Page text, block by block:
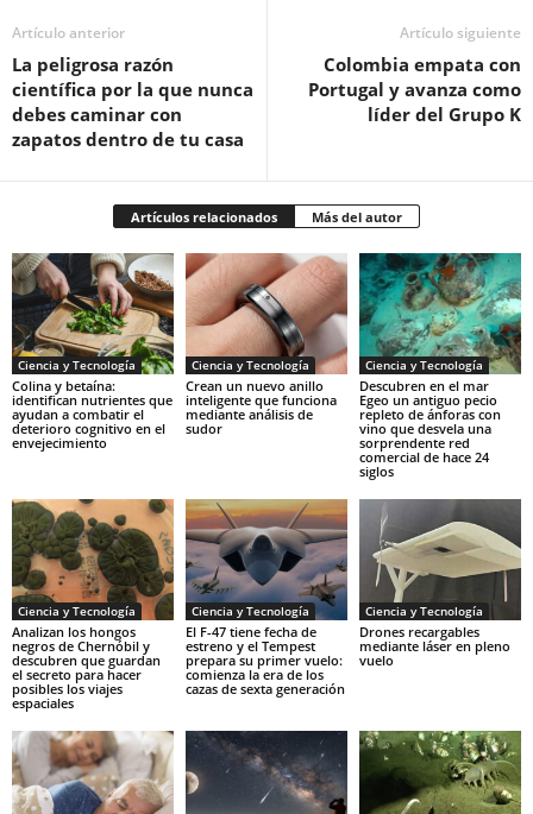
Artículo anterior
La peligrosa razón
científica por la que nunca
debes caminar con
zapatos dentro de tu casa
Artículo siguiente
Colombia empata con
Portugal y avanza como
líder del Grupo K
Artículos relacionados Más del autor
Ciencia y Tecnología
Colina y betaína:
identifican nutrientes que
ayudan a combatir el
deterioro cognitivo en el
envejecimiento
Ciencia y Tecnología
Crean un nuevo anillo
inteligente que funciona
mediante análisis de
sudor
Ciencia y Tecnología
Descubren en el mar
Egeo un antiguo pecio
repleto de ánforas con
vino que desvela una
sorprendente red
comercial de hace 24
siglos
Ciencia y Tecnología
Analizan los hongos
negros de Chernóbil y
descubren que guardan
el secreto para hacer
posibles los viajes
espaciales
Ciencia y Tecnología
El F-47 tiene fecha de
estreno y el Tempest
prepara su primer vuelo:
comienza la era de los
cazas de sexta generación
Ciencia y Tecnología
Drones recargables
mediante láser en pleno
vuelo